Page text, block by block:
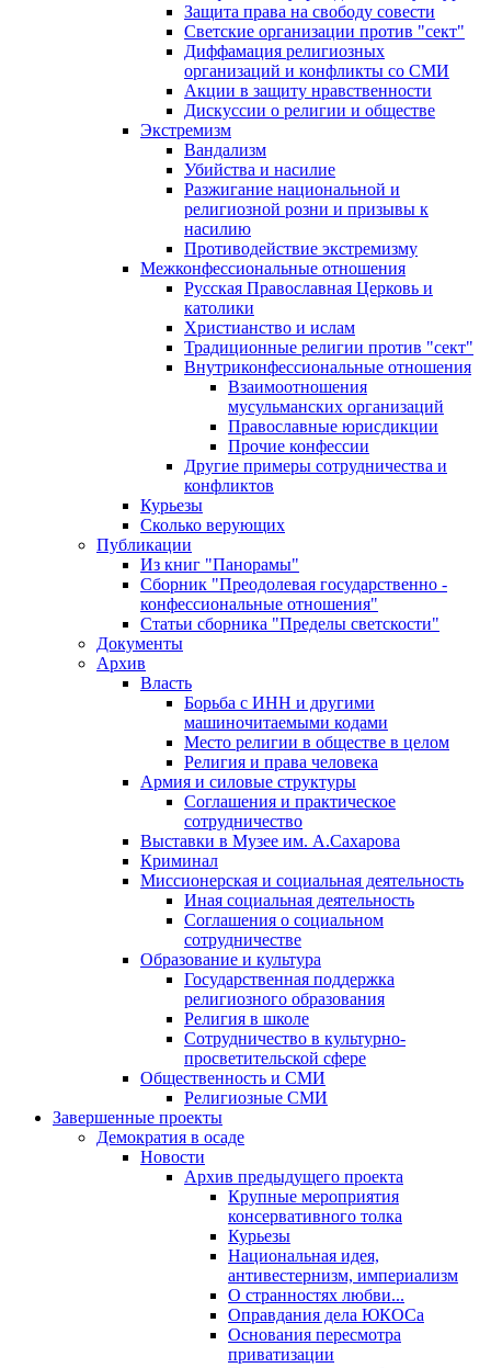
Защита права на свободу совести
Светские организации против "сект"
Диффамация религиозных
организаций и конфликты со СМИ
Акции в защиту нравственности
Дискуссии о религии и обществе
Экстремизм
Вандализм
Убийства и насилие
Разжигание национальной и
религиозной розни и призывы к
насилию
Противодействие экстремизму
Межконфессиональные отношения
Русская Православная Церковь и
католики
Христианство и ислам
Традиционные религии против "сект"
Внутриконфессиональные отношения
Взаимоотношения
мусульманских организаций
Православные юрисдикции
Прочие конфессии
Другие примеры сотрудничества и
конфликтов
Курьезы
Сколько верующих
Публикации
Из книг "Панорамы"
Сборник "Преодолевая государственно -
конфессиональные отношения"
Статьи сборника "Пределы светскости"
Документы
Архив
Власть
Борьба с ИНН и другими
машиночитаемыми кодами
Место религии в обществе в целом
Религия и права человека
Армия и силовые структуры
Соглашения и практическое
сотрудничество
Выставки в Музее им. А.Сахарова
Криминал
Миссионерская и социальная деятельность
Иная социальная деятельность
Соглашения о социальном
сотрудничестве
Образование и культура
Государственная поддержка
религиозного образования
Религия в школе
Сотрудничество в культурно-
просветительской сфере
Общественность и СМИ
Религиозные СМИ
Завершенные проекты
Демократия в осаде
Новости
Архив предыдущего проекта
Крупные мероприятия
консервативного толка
Курьезы
Национальная идея,
антивестернизм, империализм
О странностях любви...
Оправдания дела ЮКОСа
Основания пересмотра
приватизации